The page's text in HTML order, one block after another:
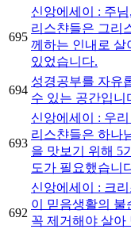
695
신앙에세이 : 주
리스챤들은 그리
께하는 인내로 살
있었습니다.
694
성경공부를 자유
수 있는 공간입니
693
신앙에세이 : 우
리스챤들은 하나
을 맛보기 위해 5
도가 필요했습니
692
신앙에세이 : 크
이 믿음생활의 불
꼭 제거해야 살아